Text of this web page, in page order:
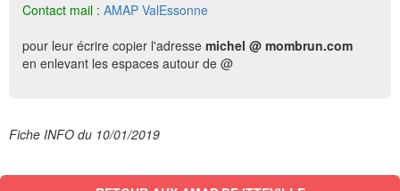
Contact mail : AMAP ValEssonne
pour leur écrire copier l'adresse michel @ mombrun.com
en enlevant les espaces autour de @
Fiche INFO du 10/01/2019